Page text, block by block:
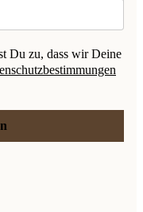
Du zu, dass wir Deine